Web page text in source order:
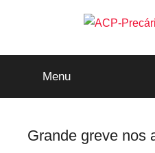
ACP-
Precári@s
Inflexíveis
Menu
Grande greve nos